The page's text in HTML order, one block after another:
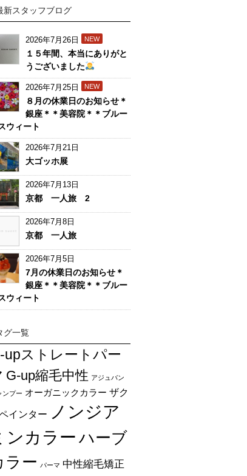
新スタッフブログ
2026年7月26日 NEW
１５年間、本当にありがと
うございました
2026年7月25日 NEW
８月の休業日のお知らせ＊
銀座＊＊美容院＊＊ブルー
ウィート
2026年7月21日
大ゴッホ展
2026年7月13日
京都 一人旅 2
2026年7月8日
京都 一人旅
2026年7月5日
7月の休業日のお知らせ＊
銀座＊＊美容院＊＊ブルー
ウィート
グ一覧
upストレートパー
G-up縮毛中性 アジュバン
ンプー オーガニックカラー ザク
インター
ノンジア
ンカラーハーブ
ラー パーマ 中性縮毛矯正